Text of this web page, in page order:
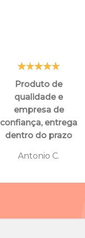
Produto de
qualidade e
empresa de
confiança, entrega
dentro do prazo
Antonio C.